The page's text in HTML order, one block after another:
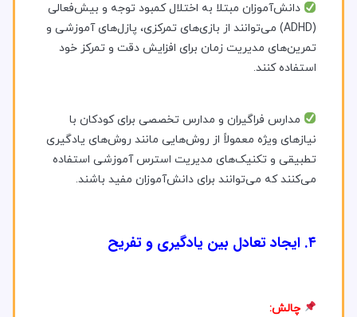
دانش‌آموزان مبتلا به اختلال کمبود توجه و بیش‌فعالی
(ADHD) می‌توانند از بازی‌های تمرکزی، پازل‌های آموزشی و
تمرین‌های مدیریت زمان برای افزایش دقت و تمرکز خود
استفاده کنند.
مدارس فراگیران و مدارس تخصصی برای کودکان با
نیازهای ویژه معمولاً از روش‌هایی مانند روش‌های یادگیری
تطبیقی و تکنیک‌های مدیریت استرس آموزشی استفاده
می‌کنند که می‌توانند برای دانش‌آموزان مفید باشند.
۴. ایجاد تعادل بین یادگیری و تفریح
چالش: